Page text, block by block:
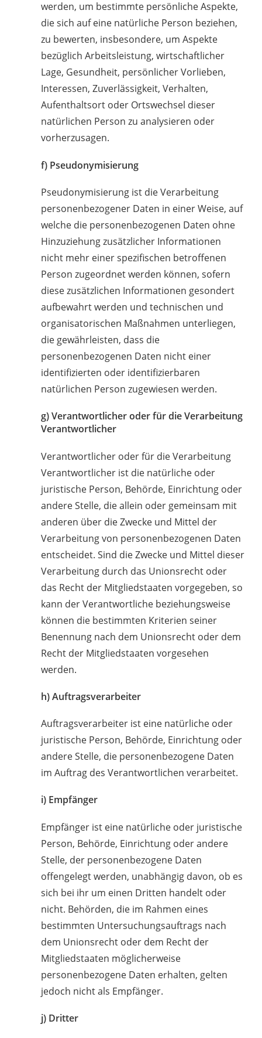
werden, um bestimmte persönliche Aspekte,
die sich auf eine natürliche Person beziehen,
zu bewerten, insbesondere, um Aspekte
bezüglich Arbeitsleistung, wirtschaftlicher
Lage, Gesundheit, persönlicher Vorlieben,
Interessen, Zuverlässigkeit, Verhalten,
Aufenthaltsort oder Ortswechsel dieser
natürlichen Person zu analysieren oder
vorherzusagen.
f) Pseudonymisierung
Pseudonymisierung ist die Verarbeitung
personenbezogener Daten in einer Weise, auf
welche die personenbezogenen Daten ohne
Hinzuziehung zusätzlicher Informationen
nicht mehr einer spezifischen betroffenen
Person zugeordnet werden können, sofern
diese zusätzlichen Informationen gesondert
aufbewahrt werden und technischen und
organisatorischen Maßnahmen unterliegen,
die gewährleisten, dass die
personenbezogenen Daten nicht einer
identifizierten oder identifizierbaren
natürlichen Person zugewiesen werden.
g) Verantwortlicher oder für die Verarbeitung
Verantwortlicher
Verantwortlicher oder für die Verarbeitung
Verantwortlicher ist die natürliche oder
juristische Person, Behörde, Einrichtung oder
andere Stelle, die allein oder gemeinsam mit
anderen über die Zwecke und Mittel der
Verarbeitung von personenbezogenen Daten
entscheidet. Sind die Zwecke und Mittel dieser
Verarbeitung durch das Unionsrecht oder
das Recht der Mitgliedstaaten vorgegeben, so
kann der Verantwortliche beziehungsweise
können die bestimmten Kriterien seiner
Benennung nach dem Unionsrecht oder dem
Recht der Mitgliedstaaten vorgesehen
werden.
h) Auftragsverarbeiter
Auftragsverarbeiter ist eine natürliche oder
juristische Person, Behörde, Einrichtung oder
andere Stelle, die personenbezogene Daten
im Auftrag des Verantwortlichen verarbeitet.
i) Empfänger
Empfänger ist eine natürliche oder juristische
Person, Behörde, Einrichtung oder andere
Stelle, der personenbezogene Daten
offengelegt werden, unabhängig davon, ob es
sich bei ihr um einen Dritten handelt oder
nicht. Behörden, die im Rahmen eines
bestimmten Untersuchungsauftrags nach
dem Unionsrecht oder dem Recht der
Mitgliedstaaten möglicherweise
personenbezogene Daten erhalten, gelten
jedoch nicht als Empfänger.
j) Dritter